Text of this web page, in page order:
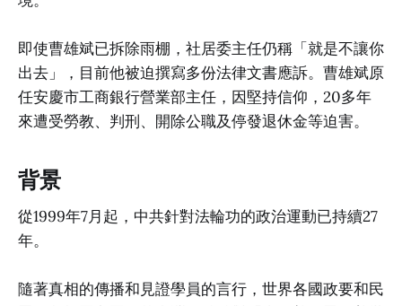
即使曹雄斌已拆除雨棚，社居委主任仍稱「就是不讓你
出去」，目前他被迫撰寫多份法律文書應訴。曹雄斌原
任安慶市工商銀行營業部主任，因堅持信仰，20多年
來遭受勞教、判刑、開除公職及停發退休金等迫害。
背景
從1999年7月起，中共針對法輪功的政治運動已持續27
年。
隨著真相的傳播和見證學員的言行，世界各國政要和民